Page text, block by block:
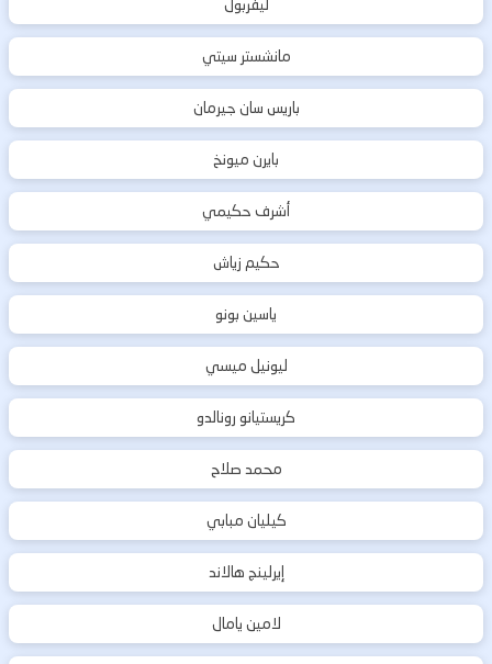
مانشستر سيتي
باريس سان جيرمان
بايرن ميونخ
أشرف حكيمي
حكيم زياش
ياسين بونو
ليونيل ميسي
كريستيانو رونالدو
محمد صلاح
كيليان مبابي
إيرلينج هالاند
لامين يامال